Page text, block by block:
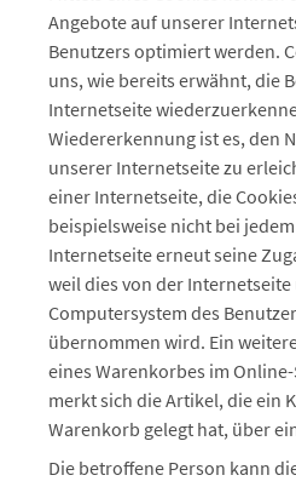
Angebote auf unserer
Benutzers optimiert werden.
uns, wie bereits erwähnt, die
Internetseite
Wiedererkennung ist es, den
unserer Internetseite zu
einer Internetseite, die
beispielsweise nicht bei
Internetseite erneut seine
weil dies von der
Computersystem des
übernommen wird. Ein
eines Warenkorbes im
merkt sich die Artikel, die ein
Warenkorb gelegt hat, über
Die betroffene Person kann